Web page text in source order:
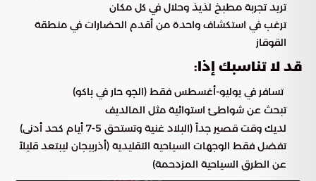
تريد تجربة مطبخ لذيذ وحلال في كل مكان
ترغب في استكشاف واحدة من أقدم الحضارات في منطقة
القوقاز
قد لا تناسبك إذا:
تسافر في يوليو-أغسطس فقط (الجو حار في باكو)
تبحث عن شواطئ استوائية مثل المالديف
لديك وقت قصير جداً (البلاد غنية وتستحق 5-7 أيام كحد أدنى)
تفضل فقط الوجهات السياحية التقليدية (أذربيجان ليبتعد قليلاً
عن الطرق السياحية المزدحمة)